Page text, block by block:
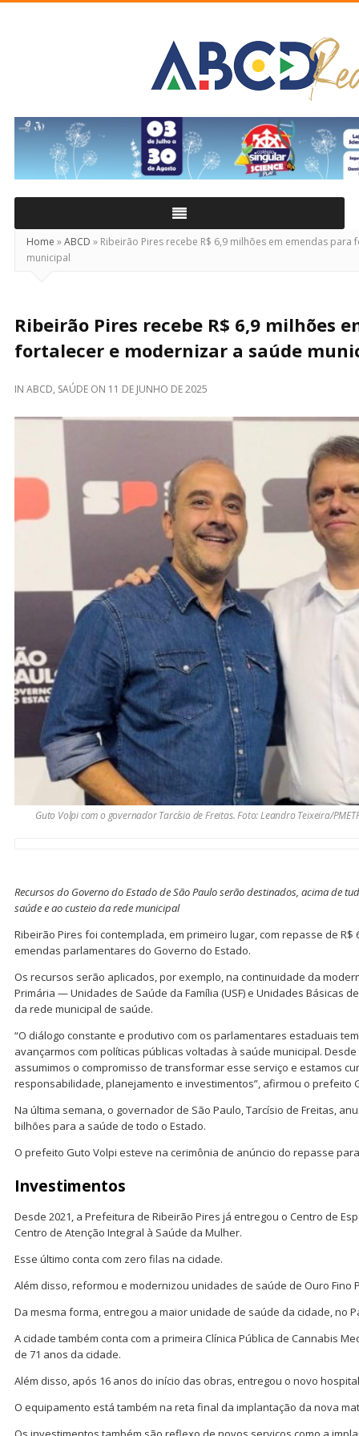
Real
Home »ABCD » Ribeirão Pires recebe R$ 6,9 milhões em emendas
municipal
Ribeirão Pires recebe R$ 6,9 milhões
fortalecer e modernizar a saúde
IN ABCD, SAÚDE ON 11 DE JUNHO DE 2025
Guto Volpi com o governador Tarcísio de Freitas. Foto: Leandro Teixeira/
Recursos do Governo do Estado de São Paulo serão destinados, acima de
saúde e ao custeio da rede municipal
Ribeirão Pires foi contemplada, em primeiro lugar, com repasse de R$
emendas parlamentares do Governo do Estado.
Os recursos serão aplicados, por exemplo, na continuidade da
Primária — Unidades de Saúde da Família (USF) e Unidades Básicas
da rede municipal de saúde.
“O diálogo constante e produtivo com os parlamentares estaduais
avançarmos com políticas públicas voltadas à saúde municipal.
assumimos o compromisso de transformar esse serviço e estamos
responsabilidade, planejamento e investimentos”, afirmou o prefeito
Na última semana, o governador de São Paulo, Tarcísio de Freitas,
bilhões para a saúde de todo o Estado.
O prefeito Guto Volpi esteve na cerimônia de anúncio do repasse
Investimentos
Desde 2021, a Prefeitura de Ribeirão Pires já entregou o Centro de
Centro de Atenção Integral à Saúde da Mulher.
Esse último conta com zero filas na cidade.
Além disso, reformou e modernizou unidades de saúde de Ouro Fino
Da mesma forma, entregou a maior unidade de saúde da cidade, no
A cidade também conta com a primeira Clínica Pública de Cannabis
de 71 anos da cidade.
Além disso, após 16 anos do início das obras, entregou o novo
O equipamento está também na reta final da implantação da nova